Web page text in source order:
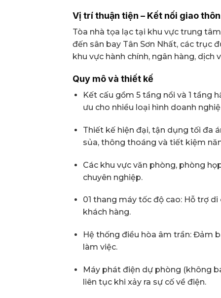
Vị trí thuận tiện – Kết nối giao
Tòa nhà tọa lạc tại khu vực trung
đến sân bay Tân Sơn Nhất, các trục
khu vực hành chính, ngân hàng, dịch
Quy mô và thiết kế
Kết cấu gồm 5 tầng nổi và 1 tầng
ưu cho nhiều loại hình doanh
Thiết kế hiện đại, tận dụng tối đa
sủa, thông thoáng và tiết kiệm
Các khu vực văn phòng, phòng
chuyên nghiệp.
01 thang máy tốc độ cao: Hỗ trợ
khách hàng.
Hệ thống điều hòa âm trần: Đảm
làm việc.
Máy phát điện dự phòng (không
liên tục khi xảy ra sự cố về điện.